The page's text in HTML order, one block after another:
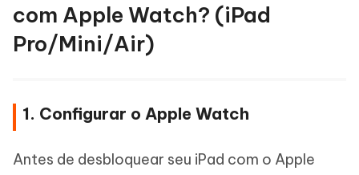
com Apple Watch? (iPad
Pro/Mini/Air)
1. Configurar o Apple Watch
Antes de desbloquear seu iPad com o Apple